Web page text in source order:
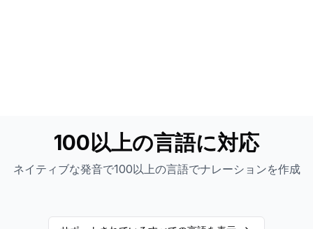
100以上の言語に対応
ネイティブな発音で100以上の言語でナレーションを作成